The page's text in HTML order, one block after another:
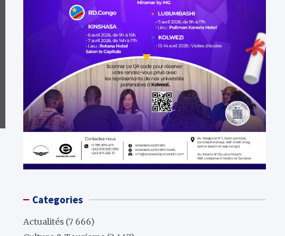
Categories
Actualités (7 666)